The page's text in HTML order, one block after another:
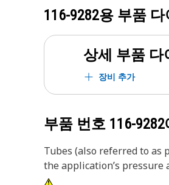
116-9282용 부품 다
상세 부품 다
장비 추가
부품 번호 116-9282
Tubes (also referred to as
the application’s pressure